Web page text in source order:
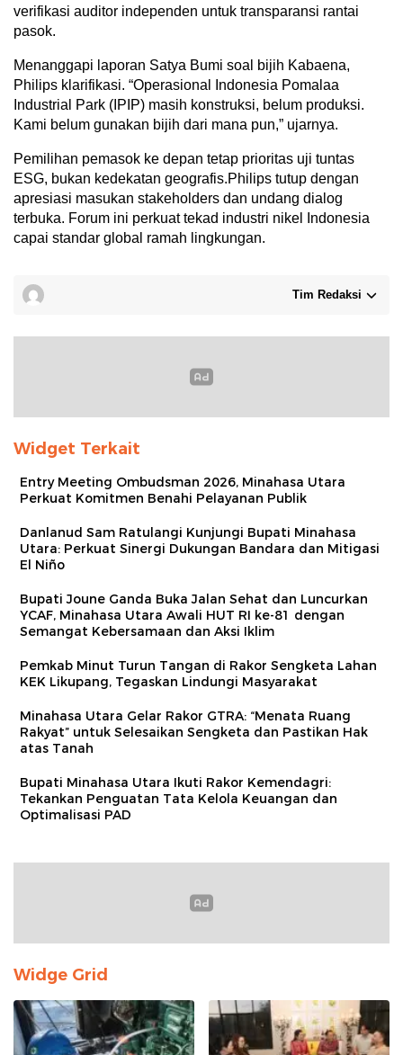
verifikasi auditor independen untuk transparansi rantai
pasok.
Menanggapi laporan Satya Bumi soal bijih Kabaena,
Philips klarifikasi. “Operasional Indonesia Pomalaa
Industrial Park (IPIP) masih konstruksi, belum produksi.
Kami belum gunakan bijih dari mana pun,” ujarnya.
Pemilihan pemasok ke depan tetap prioritas uji tuntas
ESG, bukan kedekatan geografis.Philips tutup dengan
apresiasi masukan stakeholders dan undang dialog
terbuka. Forum ini perkuat tekad industri nikel Indonesia
capai standar global ramah lingkungan.
Tim Redaksi
Widget Terkait
Entry Meeting Ombudsman 2026, Minahasa Utara
Perkuat Komitmen Benahi Pelayanan Publik
Danlanud Sam Ratulangi Kunjungi Bupati Minahasa
Utara: Perkuat Sinergi Dukungan Bandara dan Mitigasi
El Niño
Bupati Joune Ganda Buka Jalan Sehat dan Luncurkan
YCAF, Minahasa Utara Awali HUT RI ke-81 dengan
Semangat Kebersamaan dan Aksi Iklim
Pemkab Minut Turun Tangan di Rakor Sengketa Lahan
KEK Likupang, Tegaskan Lindungi Masyarakat
Minahasa Utara Gelar Rakor GTRA: “Menata Ruang
Rakyat” untuk Selesaikan Sengketa dan Pastikan Hak
atas Tanah
Bupati Minahasa Utara Ikuti Rakor Kemendagri:
Tekankan Penguatan Tata Kelola Keuangan dan
Optimalisasi PAD
Widge Grid